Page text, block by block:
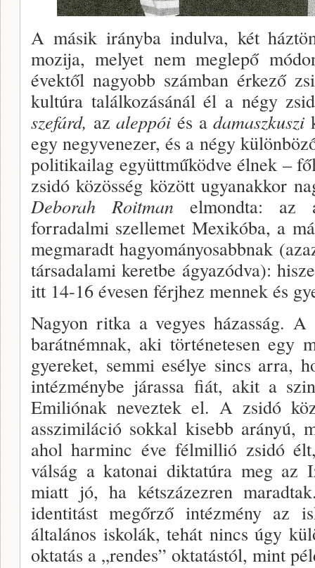
A másik irányba indulva, két
mozija, melyet nem meglepő
évektől nagyobb számban érke­ző
kultúra találkozásánál él a négy
szefárd, azaleppói és adamaszkuszi
egy negyvenezer, és a négy
politikailag együttműködve élnek –
zsidó közösség között ugyan­akkor
Deborah Roitman elmondta: az
forradalmi szellemet Mexi­kóba, a
megmaradt hagyományosabbnak
társadalami keretbe ágyazódva):
itt 14-16 évesen férjhez mennek és
Nagyon ritka a vegyes házasság.
barátnémnak, aki történetesen egy
gyereket, semmi esélye sincs arra,
intézménybe járassa fiát, akit a
Emiliónak neveztek el. A zsidó
asszimiláció sokkal kisebb arányú,
ahol harminc éve félmillió zsidó
válság a katonai diktatúra meg az
miatt jó, ha kétszázezren
identi­tást megőrző intézmény az
általános iskolák, tehát nincs úgy
okta­tás a „rendes” oktatástól, mint